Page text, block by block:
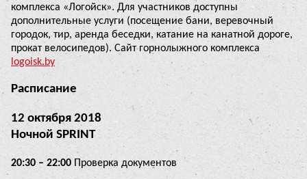
комплекса «Логойск». Для участников доступны
дополнительные услуги (посещение бани, веревочный
городок, тир, аренда беседки, катание на канатной дороге,
прокат велосипедов). Сайт горнолыжного комплекса
logoisk.by
Расписание
12 октября 2018
Ночной SPRINT
20:30 – 22:00 Проверка документов